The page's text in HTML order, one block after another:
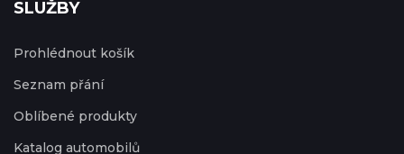
SLUŽBY
Prohlédnout košík
Seznam přání
Oblíbené produkty
Katalog automobilů